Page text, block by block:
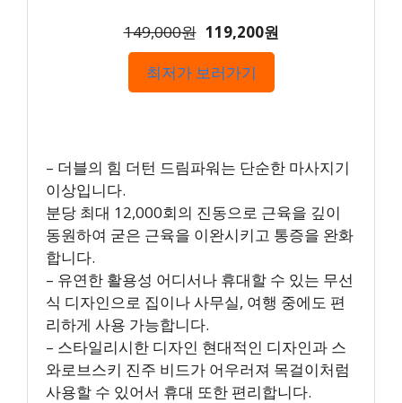
149,000원 119,200원
최저가 보러가기
– 더블의 힘 더턴 드림파워는 단순한 마사지기
이상입니다.
분당 최대 12,000회의 진동으로 근육을 깊이
동원하여 굳은 근육을 이완시키고 통증을 완화
합니다.
– 유연한 활용성 어디서나 휴대할 수 있는 무선
식 디자인으로 집이나 사무실, 여행 중에도 편
리하게 사용 가능합니다.
– 스타일리시한 디자인 현대적인 디자인과 스
와로브스키 진주 비드가 어우러져 목걸이처럼
사용할 수 있어서 휴대 또한 편리합니다.